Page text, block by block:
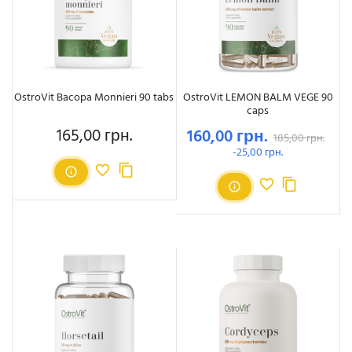
OstroVit Bacopa Monnieri 90 tabs
Ціна
165,00 грн.
OstroVit LEMON BALM VEGE 90
caps
Базова ціна
185,00 грн.
-25,00 грн.
Ціна
160,00 грн.